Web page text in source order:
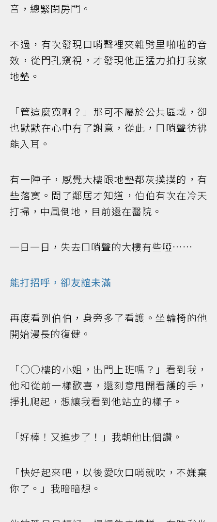
音，總緊閉房門。
不過，有次發現口哨聲裡夾雜劈里啪啦的音
效，從門孔窺視，才發現他正猛力拍打我家
地墊。
「管這麼寬啊？」那可不屬於公共區域，卻
也默默在心中有了謝意，從此，口哨聲彷彿
能入耳。
有一陣子，感覺大樓跟地墊都灰撲撲的，有
些落寞。問了鄰居才知道，伯伯有次在冷天
打掃，中風倒地，目前還在醫院。
一日一日，失去口哨聲的大樓有些啞……
能打招呼，卻友誼未滿
再度看到伯伯，身旁多了看護。坐輪椅的他
開始漫長的復健。
「○○樓的小姐，出門上班嗎？」看到我，
他和從前一樣歡喜，還刻意甩開看護的手，
掙扎爬起，想讓我看到他站立的樣子。
「好棒！又進步了！」我朝他比個讚。
「快好起來吧，以後愛吹口哨就吹，不嫌棄
你了。」我暗暗想。